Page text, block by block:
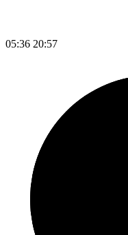
05:36 20:57